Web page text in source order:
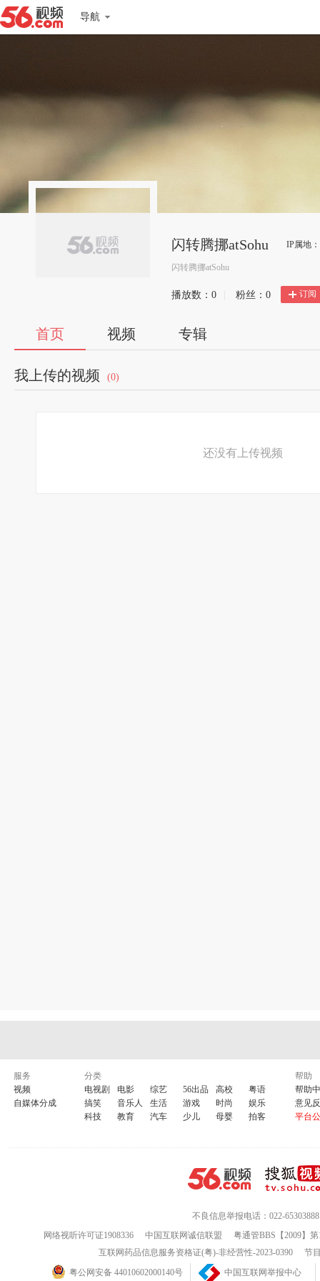
导航
闪转腾挪atSohu IP属地
闪转腾挪atSohu
播放数： 0 粉丝： 0 订阅
首页 视频 专辑
我上传的视频 (0)
还没有上传视频
服务
视频
自媒体分成
分类
电视剧
电影 综艺 56出品 高校
粤语
搞笑
音乐人 生活 游戏 时尚
娱乐
科技
教育 汽车 少儿 母婴 拍客
帮助
帮助
意见
平台
不良信息举报电话：022-65303888
网络视听许可证1908336
中国互联网诚信联盟
粤通管BBS【2009】
互联网药品信息服务资格证(粤)-非经营性-2023-0390
节
粤公网安备 44010602000140号
中国互联网举报中心